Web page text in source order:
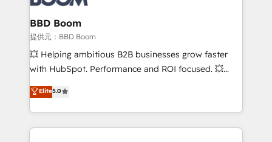
Complex platform migrations and data cleanups •
Custom APIs and third-party integrations 📈 End-to-
End Revenue Acceleration • Lifecycle marketing and
pipeline growth programs • Sales enablement tools
and CRM optimization • Retention strategies with
Execution • 750+ onboardings and 2,000+
implementations • Deep expertise across marketing,
BBD Boom
提供元：BBD Boom
💥 Helping ambitious B2B businesses grow faster
with HubSpot. Performance and ROI focused. 💥
BBD Boom is the HubSpot partner that can help you
to HubSpot Better. We work with your teams to
solve all your HubSpot challenges and improve user
adoption, sales process and marketing results.
Elite5.0